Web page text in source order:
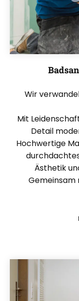
Wir
Mit
Detail
Hochwertige
Ästhetik
Gemeinsam